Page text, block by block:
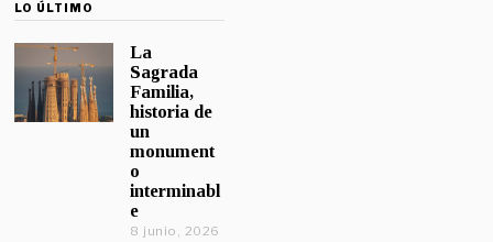
LO ÚLTIMO
La
Sagrada
Familia,
historia de
un
monument
o
interminabl
e
8 junio, 2026